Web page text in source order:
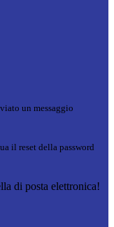
un messaggio
il reset della password
di posta elettronica!